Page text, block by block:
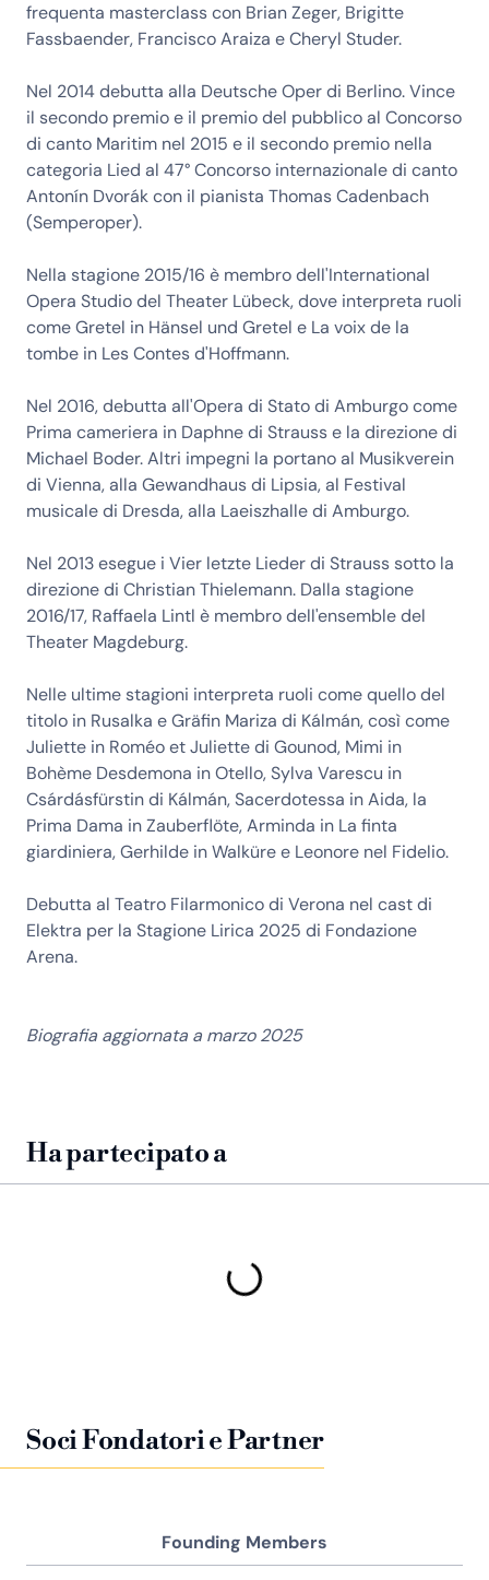
frequenta masterclass con Brian Zeger, Brigitte
Fassbaender, Francisco Araiza e Cheryl Studer.
Nel 2014 debutta alla Deutsche Oper di Berlino. Vince
il secondo premio e il premio del pubblico al Concorso
di canto Maritim nel 2015 e il secondo premio nella
categoria Lied al 47° Concorso internazionale di canto
Antonín Dvorák con il pianista Thomas Cadenbach
(Semperoper).
Nella stagione 2015/16 è membro dell'International
Opera Studio del Theater Lübeck, dove interpreta ruoli
come Gretel in Hänsel und Gretel e La voix de la
tombe in Les Contes d'Hoffmann.
Nel 2016, debutta all'Opera di Stato di Amburgo come
Prima cameriera in Daphne di Strauss e la direzione di
Michael Boder. Altri impegni la portano al Musikverein
di Vienna, alla Gewandhaus di Lipsia, al Festival
musicale di Dresda, alla Laeiszhalle di Amburgo.
Nel 2013 esegue i Vier letzte Lieder di Strauss sotto la
direzione di Christian Thielemann. Dalla stagione
2016/17, Raffaela Lintl è membro dell'ensemble del
Theater Magdeburg.
Nelle ultime stagioni interpreta ruoli come quello del
titolo in Rusalka e Gräfin Mariza di Kálmán, così come
Juliette in Roméo et Juliette di Gounod, Mimi in
Bohème Desdemona in Otello, Sylva Varescu in
Csárdásfürstin di Kálmán, Sacerdotessa in Aida, la
Prima Dama in Zauberflöte, Arminda in La finta
giardiniera, Gerhilde in Walküre e Leonore nel Fidelio.
Debutta al Teatro Filarmonico di Verona nel cast di
Elektra per la Stagione Lirica 2025 di Fondazione
Arena.
Biografia aggiornata a marzo 2025
Ha partecipato a
Soci Fondatori e Partner
Founding Members